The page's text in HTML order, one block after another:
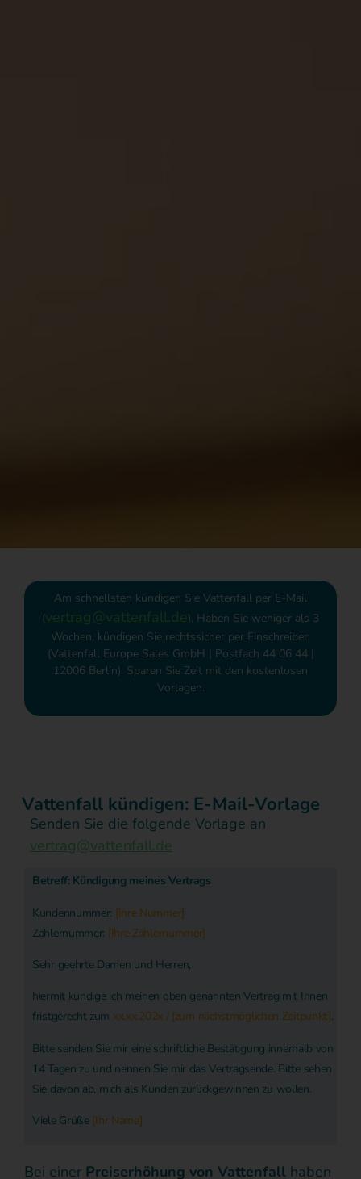
Am schnellsten kündigen Sie Vattenfall per E-Mail
(
). Haben Sie weniger als 3
Wochen, kündigen Sie rechtssicher per Einschreiben
(Vattenfall Europe Sales GmbH | Postfach 44 06 44 |
12006 Berlin). Sparen Sie Zeit mit den kostenlosen
Vorlagen.
Vattenfall kündigen: E-Mail-Vorlage
Senden Sie die folgende Vorlage an
vertrag@vattenfall.de
Betreff: Kündigung meines Vertrags
Kundennummer: [Ihre Nummer]
Zählernummer: [Ihre Zählernummer]
Sehr geehrte Damen und Herren,
hiermit kündige ich meinen oben genannten Vertrag mit Ihnen
fristgerecht zum xx.xx.202x / [zum nächstmöglichen Zeitpunkt].
Bitte senden Sie mir eine schriftliche Bestätigung innerhalb von
14 Tagen zu und nennen Sie mir das Vertragsende. Bitte sehen
Sie davon ab, mich als Kunden zurückgewinnen zu wollen.
Viele Grüße [Ihr Name]
Bei einer Preiserhöhung von Vattenfall haben